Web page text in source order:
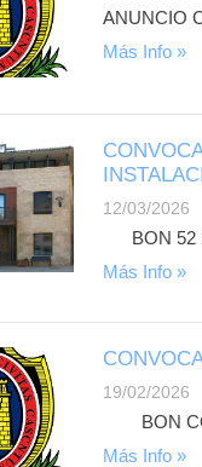
ANUNCIO
Más Info »
12/03/2026
BON 52
Más Info »
19/02/2026
BON
Más Info »